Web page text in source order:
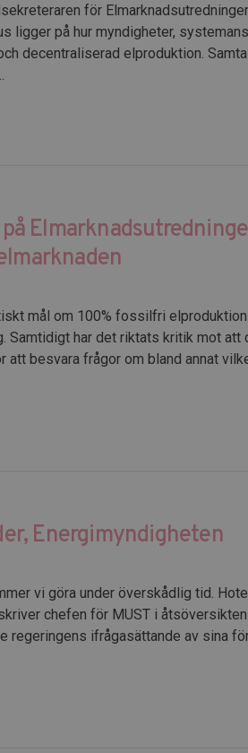
för
ligger på hur myndigheter,
decentraliserad elproduktion.
mål om 100% fossilfri
Samtidigt har det riktats kritik mot
att besvara frågor om bland annat
Energimyndigheten
vi göra under överskådlig tid.
chefen för MUST i
regeringens ifrågasättande av sina